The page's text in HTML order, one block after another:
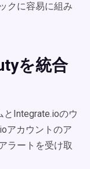
クに容易に組み
を統合
Integrate.ioのウ
アカウントのア
ラートを受け取